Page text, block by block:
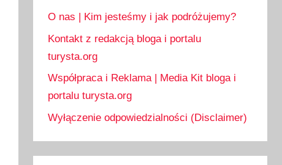
O nas | Kim jesteśmy i jak podróżujemy?
Kontakt z redakcją bloga i portalu
turysta.org
Współpraca i Reklama | Media Kit bloga i
portalu turysta.org
Wyłączenie odpowiedzialności (Disclaimer)